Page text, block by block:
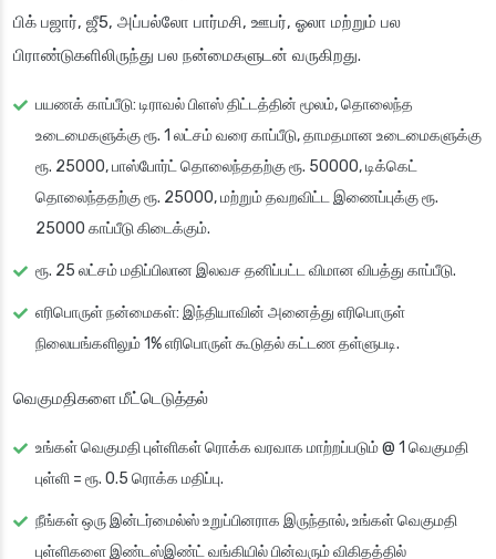
பிக் பஜார், ஜீ5, அப்பல்லோ பார்மசி, ஊபர், ஓலா மற்றும் பல
பிராண்டுகளிலிருந்து பல நன்மைகளுடன் வருகிறது.
பயணக் காப்பீடு: டிராவல் பிளஸ் திட்டத்தின் மூலம், தொலைந்த
உடைமைகளுக்கு ரூ. 1 லட்சம் வரை காப்பீடு, தாமதமான உடைமைகளுக்கு
ரூ. 25000, பாஸ்போர்ட் தொலைந்ததற்கு ரூ. 50000, டிக்கெட்
தொலைந்ததற்கு ரூ. 25000, மற்றும் தவறவிட்ட இணைப்புக்கு ரூ.
25000 காப்பீடு கிடைக்கும்.
ரூ. 25 லட்சம் மதிப்பிலான இலவச தனிப்பட்ட விமான விபத்து காப்பீடு.
எரிபொருள் நன்மைகள்: இந்தியாவின் அனைத்து எரிபொருள்
நிலையங்களிலும் 1% எரிபொருள் கூடுதல் கட்டண தள்ளுபடி.
வெகுமதிகளை மீட்டெடுத்தல்
உங்கள் வெகுமதி புள்ளிகள் ரொக்க வரவாக மாற்றப்படும் @ 1 வெகுமதி
புள்ளி = ரூ. 0.5 ரொக்க மதிப்பு.
நீங்கள் ஒரு இன்டர்மைல்ஸ் உறுப்பினராக இருந்தால், உங்கள் வெகுமதி
புள்ளிகளை இண்டஸ்இண்ட் வங்கியில் பின்வரும் விகிதத்தில்